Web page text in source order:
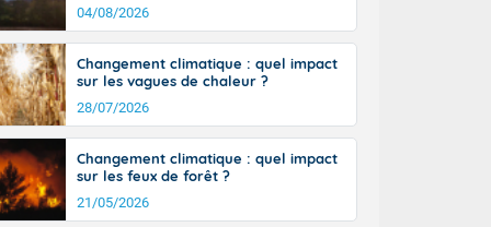
04/08/2026
Changement climatique : quel impact
sur les vagues de chaleur ?
28/07/2026
Changement climatique : quel impact
sur les feux de forêt ?
21/05/2026